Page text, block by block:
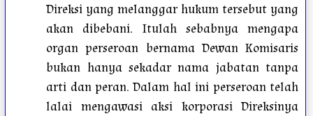
Direksi yang melanggar hukum tersebut yang
akan dibebani. Itulah sebabnya mengapa
organ perseroan bernama Dewan Komisaris
bukan hanya sekadar nama jabatan tanpa
arti dan peran. Dalam hal ini perseroan telah
lalai mengawasi aksi korporasi Direksinya